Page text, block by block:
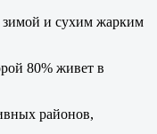
зимой и сухим жарким
80% живет в
районов,